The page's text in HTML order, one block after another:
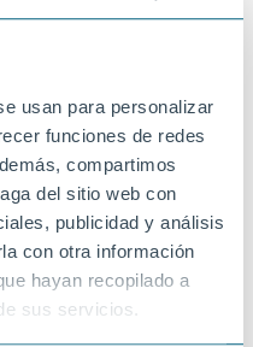
usan para personalizar
funciones de redes
compartimos
del sitio web con
publicidad y análisis
con otra información
hayan recopilado a
sus servicios.